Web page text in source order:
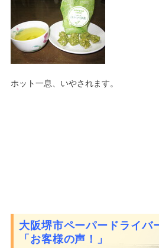
ホット一息、いやされます。
大阪堺市ペーパードライバ
「お客様の声！」